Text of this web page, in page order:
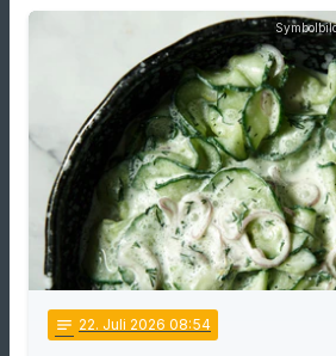
notes 22. Juli 2026 08:54